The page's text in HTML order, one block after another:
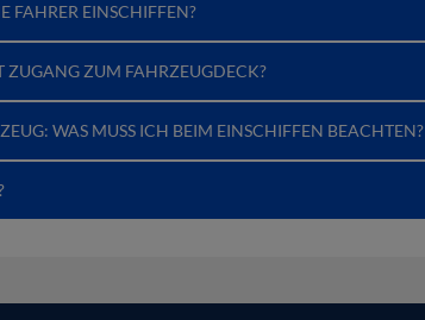
FAHRER EINSCHIFFEN?
ZUGANG ZUM FAHRZEUGDECK?
WAS MUSS ICH BEIM EINSCHIFFEN BEACHTEN?